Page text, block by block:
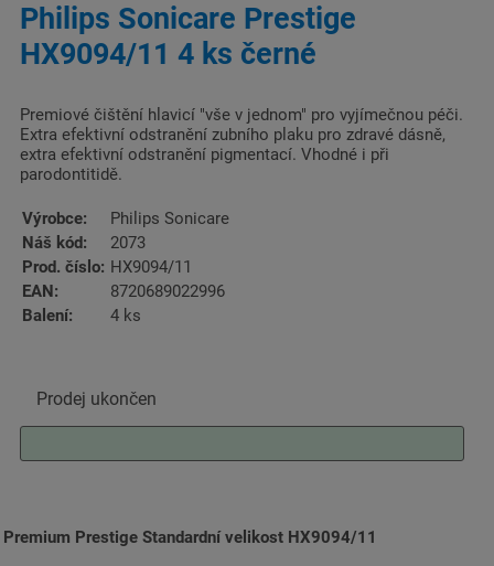
Philips Sonicare Prestige
HX9094/11 4 ks černé
Premiové čištění hlavicí "vše v jednom" pro vyjímečnou péči.
Extra efektivní odstranění zubního plaku pro zdravé dásně,
extra efektivní odstranění pigmentací. Vhodné i při
parodontitidě.
Výrobce:
Philips Sonicare
Náš kód:
2073
Prod. číslo: HX9094/11
EAN:
8720689022996
Balení:
4 ks
Prodej ukončen
Premium Prestige Standardní velikost HX9094/11